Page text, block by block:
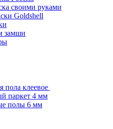
своими руками
Goldshell
замши
пола клеевое
паркет 4 мм
полы 6 мм